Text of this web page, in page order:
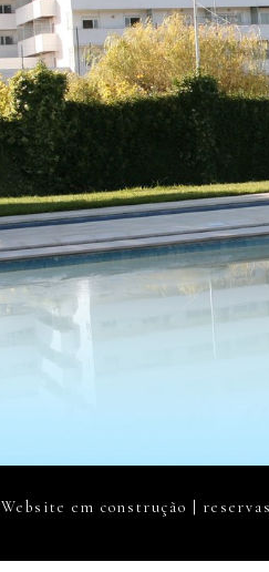
Website em construção |